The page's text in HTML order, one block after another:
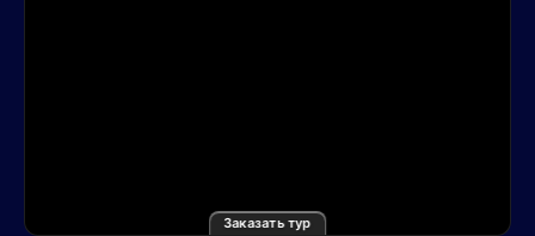
Заказать тур